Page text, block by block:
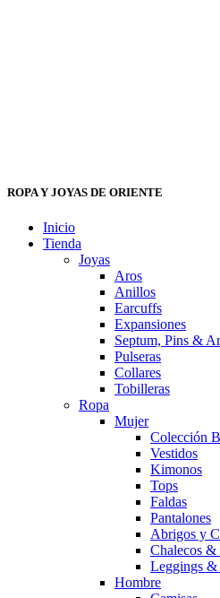
ROPA Y JOYAS DE ORIENTE
Inicio
Tienda
Joyas
Aros
Anillos
Earcuffs
Expansiones
Septum, Pins &
Pulseras
Collares
Tobilleras
Ropa
Mujer
Colección
Vestidos
Kimonos
Tops
Faldas
Pantalones
Abrigos y
Chalecos &
Leggings &
Hombre